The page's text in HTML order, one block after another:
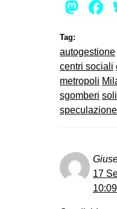
Tag:
autogestione
centri sociali
metropoli
sgomberi
speculazione
17
10:09